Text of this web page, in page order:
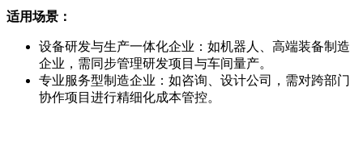
适用场景：
设备研发与生产一体化企业：如机器人、高端装备制造
企业，需同步管理研发项目与车间量产。
专业服务型制造企业：如咨询、设计公司，需对跨部门
协作项目进行精细化成本管控。